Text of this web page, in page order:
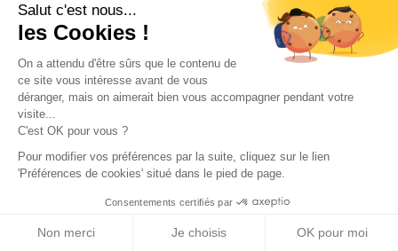
Salut c'est nous...
les Cookies !
On a attendu d'être sûrs que le contenu de
ce site vous intéresse avant de vous
déranger, mais on aimerait bien vous accompagner pendant votre
visite...
C'est OK pour vous ?
Pour modifier vos préférences par la suite, cliquez sur le lien
'Préférences de cookies' situé dans le pied de page.
Consentements certifiés par
Non merci Je choisis OK pour moi
Trouvez le professionnel
le plus adapté à votre
projet !
Trouver mon Concepteur